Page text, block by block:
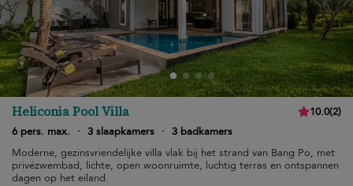
Heliconia Pool Villa 10.0(2)
6 pers. max.
· 3 slaapkamers · 3 badkamers
Moderne, gezinsvriendelijke villa vlak bij het strand van Bang Po, met
privézwembad, lichte, open woonruimte, luchtig terras en ontspannen
dagen op het eiland.